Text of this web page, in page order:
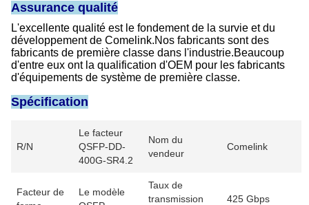
Assurance qualité
L'excellente qualité est le fondement de la survie et du
développement de Comelink.Nos fabricants sont des
fabricants de première classe dans l'industrie.Beaucoup
d'entre eux ont la qualification d'OEM pour les fabricants
d'équipements de système de première classe.
Spécification
R/N
Le facteur
QSFP-DD-
400G-SR4.2
Nom du
vendeur
Comelink
Facteur de
Le modèle
Taux de
transmission
425 Gbps